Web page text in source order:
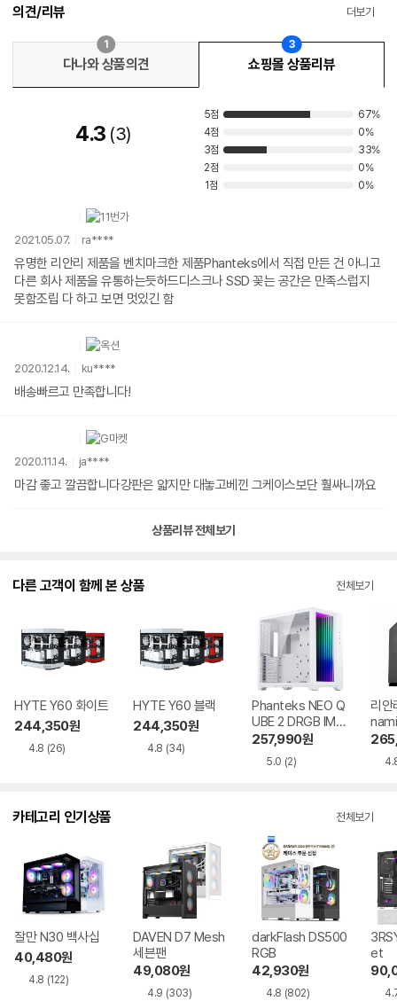
의견/리뷰 더보기
다나와 상품의견
1
쇼핑몰 상품리뷰
3
4.3 3
5점
67%
4점
0%
3점
33%
2점
0%
1점
0%
2021.05.07. ra****
유명한 리안리 제품을 벤치마크한 제품Phanteks에서 직접 만든 건 아니고
다른 회사 제품을 유통하는듯하드디스크나 SSD 꽂는 공간은 만족스럽지
못함조립 다 하고 보면 멋있긴 함
2020.12.14. ku****
배송빠르고 만족합니다!
2020.11.14. ja****
마감 좋고 깔끔합니다강판은 얇지만 대놓고베낀 그케이스보단 훨싸니까요
상품리뷰 전체보기
다른 고객이 함께 본 상품 전체보기
HYTE Y60 화이트
244,350원
4.8 (26)
HYTE Y60 블랙
244,350원
4.8 (34)
Phanteks NEO Q
UBE 2 DRGB IM
화이트
257,990원
5.0 (2)
리안
카테고리 인기상품 전체보기
잘만 N30 백사십
40,480원
4.8 (122)
DAVEN D7 Mesh
세븐팬
49,080원
4.9 (303)
darkFlash DS500
RGB
42,930원
4.8 (802)
et